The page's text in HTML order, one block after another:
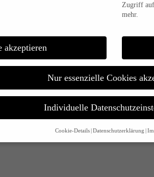
Zugriff
mehr.
akzeptieren
Nur essenzielle Cookies
Individuelle
Cookie-Details Datenschutzerklärung